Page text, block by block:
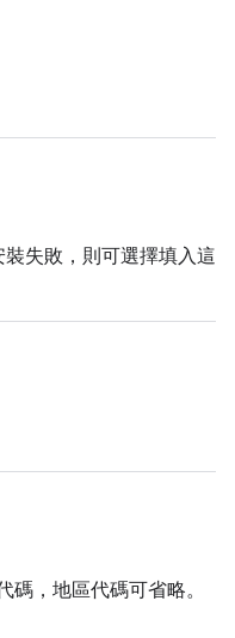
失敗，則可選擇填入這
，地區代碼可省略。